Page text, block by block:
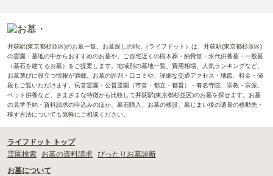
井荻駅(東京都杉並区)のお墓一覧。お墓探しのlife.（ライフドット）は、井荻駅(東京都杉並区)
の霊園・墓地の中からおすすめのお墓や、ご自宅近くの樹木葬・納骨堂・永代供養墓・一般墓
（墓石を建てるお墓）をご提案します。地域別の墓地一覧、費用相場、人気ランキングなど、
お墓選びに役立つ情報が満載。お墓の評判・口コミや、詳細な交通アクセス・地図、料金・値
段もご覧いただけます。民営霊園・公営霊園（市営・都立・都営）・有名寺院、宗教・宗派、
ペット供養など、さまざまな特徴から比較して井荻駅(東京都杉並区)のお墓を探せます。お墓
の見学予約・資料請求の申込みのほか、墓石購入、お墓の移設、墓じまい後の遺骨の移動先・
移す方法についても気軽にご相談ください。
ライフドット トップ
霊園検索
お墓の資料請求 ぴったりお墓診断
お墓について